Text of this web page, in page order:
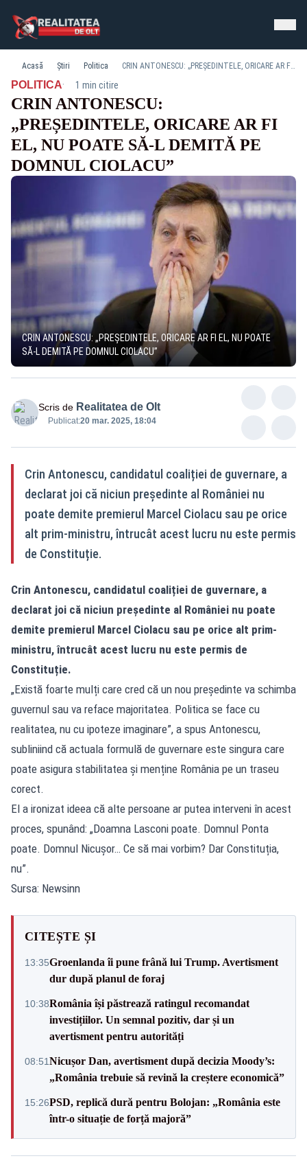
Acasă Știri Politica CRIN ANTONESCU: „PREȘEDINTELE, ORICARE AR FI EL, NU POATE SĂ-L DEMITĂ PE DOMNUL CIOLACU”
POLITICA· 1 min citire
CRIN ANTONESCU:
„PREȘEDINTELE, ORICARE AR FI
EL, NU POATE SĂ-L DEMITĂ PE
DOMNUL CIOLACU”
CRIN ANTONESCU: „PREȘEDINTELE, ORICARE AR FI EL, NU POATE
SĂ-L DEMITĂ PE DOMNUL CIOLACU”
Scris de Realitatea de Olt
Publicat:20 mar. 2025, 18:04
Crin Antonescu, candidatul coaliției de guvernare, a
declarat joi că niciun președinte al României nu
poate demite premierul Marcel Ciolacu sau pe orice
alt prim-ministru, întrucât acest lucru nu este permis
de Constituție.
Crin Antonescu, candidatul coaliției de guvernare, a
declarat joi că niciun președinte al României nu poate
demite premierul Marcel Ciolacu sau pe orice alt prim-
ministru, întrucât acest lucru nu este permis de
Constituție.
„Există foarte mulți care cred că un nou președinte va schimba
guvernul sau va reface majoritatea. Politica se face cu
realitatea, nu cu ipoteze imaginare”, a spus Antonescu,
subliniind că actuala formulă de guvernare este singura care
poate asigura stabilitatea și menține România pe un traseu
corect.
El a ironizat ideea că alte persoane ar putea interveni în acest
proces, spunând: „Doamna Lasconi poate. Domnul Ponta
poate. Domnul Nicușor… Ce să mai vorbim? Dar Constituția,
nu”.
Sursa: Newsinn
CITEȘTE ȘI
13:35Groenlanda îi pune frână lui Trump. Avertisment
dur după planul de foraj
10:38România își păstrează ratingul recomandat
investițiilor. Un semnal pozitiv, dar și un
avertisment pentru autorități
08:51Nicușor Dan, avertisment după decizia Moody’s:
„România trebuie să revină la creștere economică”
15:26PSD, replică dură pentru Bolojan: „România este
într-o situație de forță majoră”